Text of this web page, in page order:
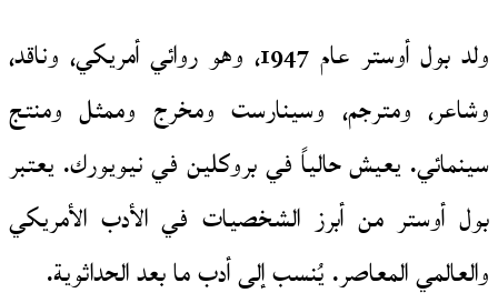
ولد بول أوستر عام 1947، وهو روائي أمريكي، وناقد،
وشاعر، ومترجم، وسينارست ومخرج وممثل ومنتج
سينمائي. يعيش حالياً في بروكلين في نيويورك. يعتبر
بول أوستر من أبرز الشخصيات في الأدب الأمريكي
والعالمي المعاصر. يُنسب إلى أدب ما بعد الحداثوية.